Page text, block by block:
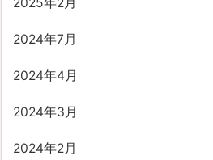
2024年7月
2024年4月
2024年3月
2024年2月